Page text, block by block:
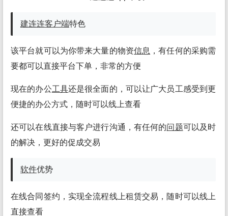
建连连客户端特色
该平台就可以为你带来大量的物资信息 ，有任何的采购需
要都可以直接平台下单，非常的方便
现在的办公工具还是很全面的，可以让广大员工感受到更
便捷的办公方式，随时可以线上查看
还可以在线直接与客户进行沟通，有任何的问题可以及时
的解决，更好的促成交易
软件优势
在线合同签约，实现全流程线上租赁交易，随时可以线上
直接查看